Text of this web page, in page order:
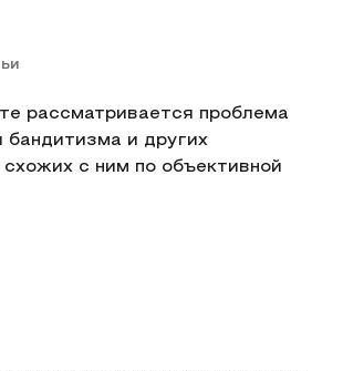
рассматривается проблема
бандитизма и других
схожих с ним по объективной